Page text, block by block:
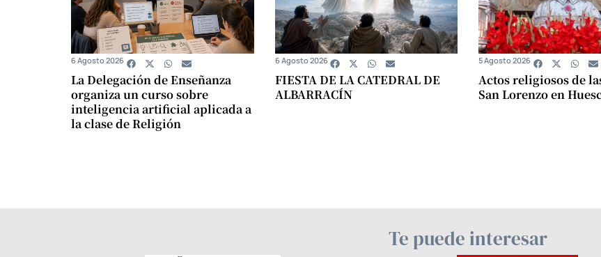
La Delegación de Enseñanza
organiza un curso sobre
inteligencia artificial aplicada a
la clase de Religión
6 Agosto 2026
FIESTA DE LA CATEDRAL DE
ALBARRACÍN
6 Agosto 2026
Actos religiosos de
San Lorenzo en
5 Agosto 2026
Te puede interesar